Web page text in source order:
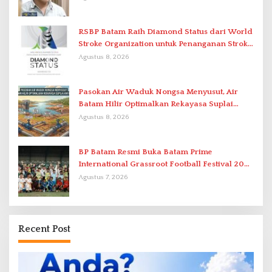
RSBP Batam Raih Diamond Status dari World
Stroke Organization untuk Penanganan Stroke
Berstandar Internasional
Agustus 8, 2026
Pasokan Air Waduk Nongsa Menyusut, Air
Batam Hilir Optimalkan Rekayasa Suplai
Antar-IPAM
Agustus 8, 2026
BP Batam Resmi Buka Batam Prime
International Grassroot Football Festival 2026
di Stadion Temenggung Abdul Jamal
Agustus 7, 2026
Recent Post